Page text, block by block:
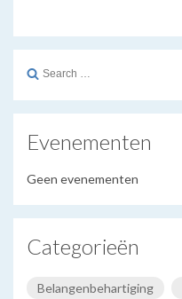
Search
Evenementen
Geen evenementen
Categorieën
Belangenbehartiging